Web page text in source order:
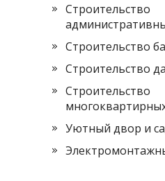
Строительство
Строительство
Строительство
Строительство
Уютный двор и